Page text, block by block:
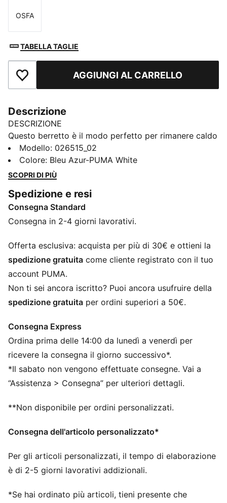
Taglia
OSFA
TABELLA TAGLIE
Aggiungi ai PreferitiAGGIUNGI AL CARRELLO
Descrizione
DESCRIZIONE
Questo berretto è il modo perfetto per rimanere caldo
e accogliente mentre rappresenti la tua squadra.
Progettato per stile e comfort, mostra con orgoglio i
colori del tuo club, così puoi supportarlo tutto l’anno.
questo berretto assicura che la tua fedeltà sia sempre
in mostra, indipendentemente dal tempo.
CARATTERISTICHE + VANTAGGI
DETTAGLI
Prodotto con licenza ufficiale
Berretto a coste in maglia
Stemma del club come etichetta tessuta sulla tesa
anteriore
PUMA per ragazzi: per bambini più grandi dagli otto ai
sedici anni
Modello: 026515_02
Colore: Bleu Azur-PUMA White
SCOPRI DI PIÙ
Spedizione e resi
Consegna Standard
Consegna in 2-4 giorni lavorativi.
Offerta esclusiva: acquista per più di 30€ e ottieni la
spedizione gratuita come cliente registrato con il tuo
account PUMA.
Non ti sei ancora iscritto? Puoi ancora usufruire della
spedizione gratuita per ordini superiori a 50€.
Consegna Express
Ordina prima delle 14:00 da lunedì a venerdì per
ricevere la consegna il giorno successivo*.
*Il sabato non vengono effettuate consegne. Vai a
“Assistenza > Consegna” per ulteriori dettagli.
**Non disponibile per ordini personalizzati.
Consegna dell'articolo personalizzato*
Per gli articoli personalizzati, il tempo di elaborazione
è di 2-5 giorni lavorativi addizionali.
*Se hai ordinato più articoli, tieni presente che